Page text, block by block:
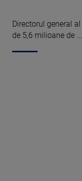
Directorul general
de 5,6 milioane de ...